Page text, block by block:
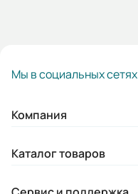
Мы в социальных сетях
Компания
Каталог товаров